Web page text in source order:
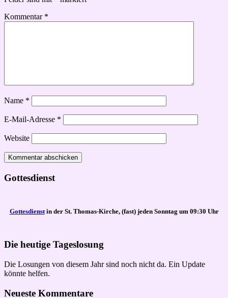
Kommentar *
Name *
E-Mail-Adresse *
Website
Gottesdienst
Gottesdienstin der St. Thomas-Kirche, (fast) jeden Sonntag um 09:30 Uhr
Die heutige Tageslosung
Die Losungen von diesem Jahr sind noch nicht da. Ein Update
könnte helfen.
Neueste Kommentare